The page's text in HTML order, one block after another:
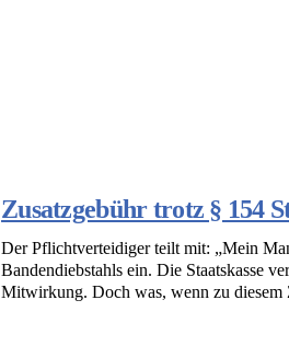
Zusatzgebühr trotz § 154
Der Pflichtverteidiger teilt mit: „Mein
Bandendiebstahls ein. Die Staatskasse
Mitwirkung. Doch was, wenn zu diesem